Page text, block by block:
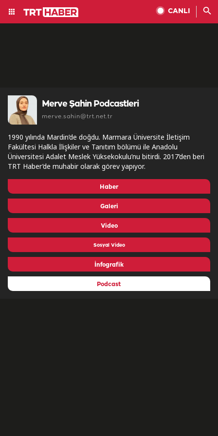
CANLI
Merve Şahin Podcastleri
merve.sahin@trt.net.tr
1990 yılında Mardin’de doğdu. Marmara Üniversite İletişim
Fakültesi Halkla İlişkiler ve Tanıtım bölümü ile Anadolu
Üniversitesi Adalet Meslek Yüksekokulu’nu bitirdi. 2017’den beri
TRT Haber’de muhabir olarak görev yapıyor.
Haber
Galeri
Video
Sosyal Video
İnfografik
Podcast